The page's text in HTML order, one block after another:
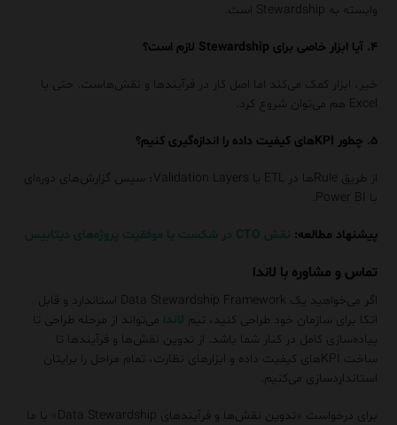
وابسته به Stewardship است.
۴. آیا ابزار خاصی برای Stewardship لازم است؟
خیر، ابزار کمک می‌کند اما اصل کار در فرآیندها و نقش‌هاست. حتی با
Excel هم می‌توان شروع کرد.
۵. چطور KPIهای کیفیت داده را اندازه‌گیری کنیم؟
از طریق Ruleها در ETL یا Validation Layers؛ سپس گزارش‌های دوره‌ای
با Power BI.
پیشنهاد مطالعه: نقش CTO در شکست یا موفقیت پروژه‌های دیتابیس
تماس و مشاوره با لاندا
اگر می‌خواهید یک Data Stewardship Framework استاندارد و قابل
اتکا برای سازمان خود طراحی کنید، تیم لاندا می‌تواند از مرحله طراحی تا
پیاده‌سازی کامل در کنار شما باشد. از تدوین نقش‌ها و فرآیندها تا
ساخت KPIهای کیفیت داده و ابزارهای نظارت، تمام مراحل را برایتان
استانداردسازی می‌کنیم.
برای درخواست «تدوین نقش‌ها و فرآیندهای Data Stewardship» با ما